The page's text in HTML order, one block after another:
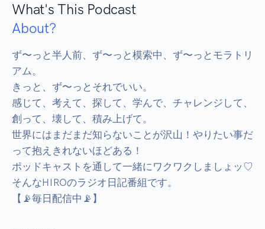
What's This Podcast
About?
ず〜っと半人前、ず〜っと模索中、ず〜っとモラトリ
アム。
きっと、ず〜っとそれでいい。
感じて、考えて、探して、学んで、チャレンジして、
創って、壊して、積み上げて。
世界にはまだまだ知らないことが沢山！やりたい事だ
って抱えきれないほどある！
ポッドキャストを通して一緒にワクワクしましょッ♡
そんなHIROのラジオ日記番組です。
【📡毎日配信中📡】